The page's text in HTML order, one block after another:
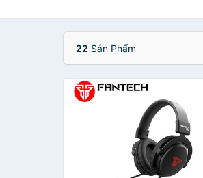
22 Sản Phẩm